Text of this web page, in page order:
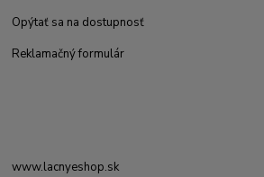
Opýtať sa na dostupnosť
Reklamačný formulár
www.lacnyeshop.sk